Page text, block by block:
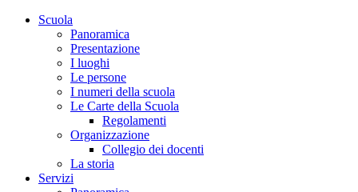
Scuola
Panoramica
Presentazione
I luoghi
Le persone
I numeri della scuola
Le Carte della Scuola
Regolamenti
Organizzazione
Collegio dei docenti
La storia
Servizi